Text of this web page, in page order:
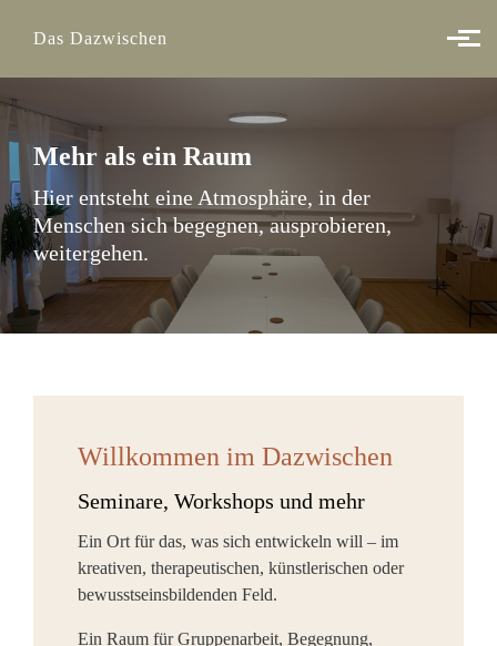
Das Dazwischen
Mehr als ein Raum
Hier entsteht eine Atmosphäre, in der
Menschen sich begegnen, ausprobieren,
weitergehen.
Willkommen im Dazwischen
Seminare, Workshops und mehr
Ein Ort für das, was sich entwickeln will – im
kreativen, therapeutischen, künstlerischen oder
bewusstseinsbildenden Feld.
Ein Raum für Gruppenarbeit, Begegnung,